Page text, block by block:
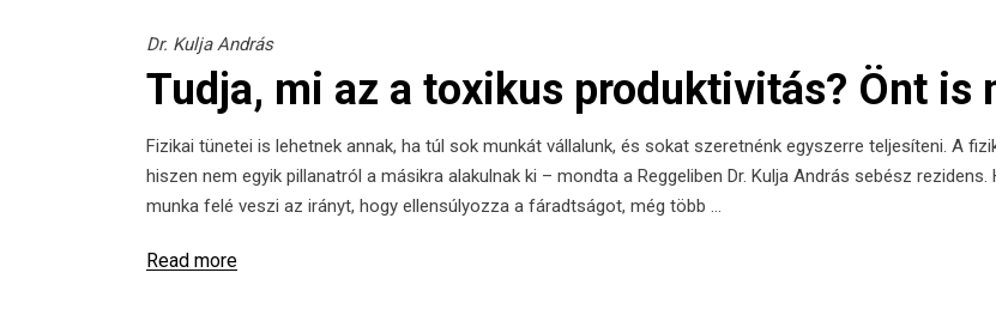
Dr. Kulja András
Tudja, mi az a toxikus produktivitás? Önt is
Fizikai tünetei is lehetnek annak, ha túl sok munkát vállalunk, és sokat szeretnénk egyszerre teljesíteni. A
hiszen nem egyik pillanatról a másikra alakulnak ki – mondta a Reggeliben Dr. Kulja András sebész
munka felé veszi az irányt, hogy ellensúlyozza a fáradtságot, még több
Read more